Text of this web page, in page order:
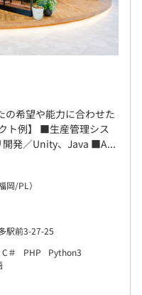
の希望や能力に合わせた
ト例】 ■生産管理シス
開発／Unity、Java ■A...
岡/PL）
駅前3-27-25
C＃ PHP
Python3